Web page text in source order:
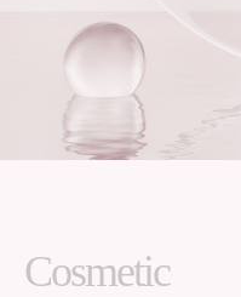
Cosmetic